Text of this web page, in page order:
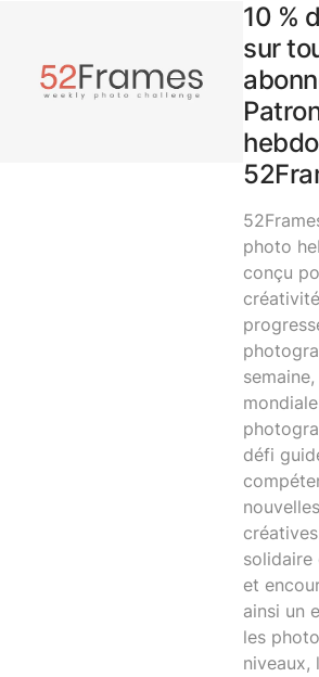
10 %
sur
photo
conçu
défi
solidaire
et
ainsi un
les
niveaux,